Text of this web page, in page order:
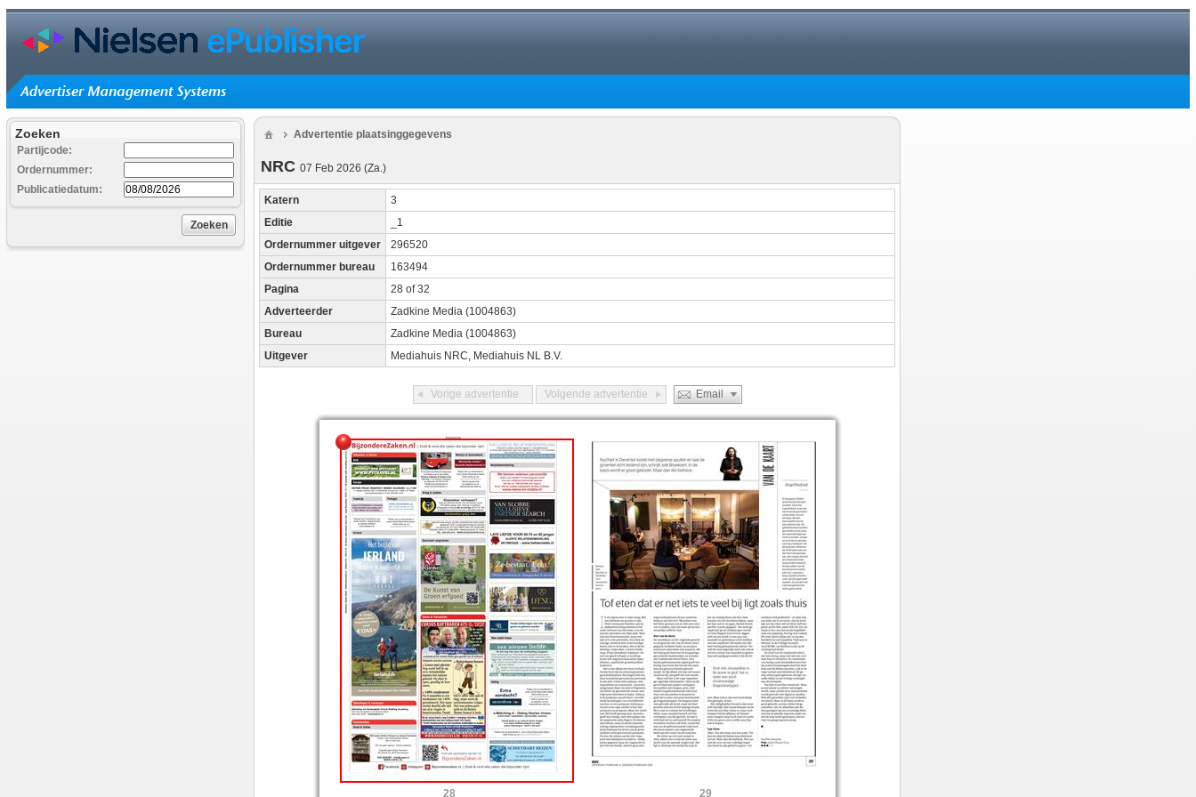
Zoeken
Partijcode:
Ordernummer:
Publicatiedatum:
Zoeken
Advertentie plaatsinggegevens
NRC 07 Feb 2026 (Za.)
Katern
3
Editie
_1
Ordernummer uitgever
296520
Ordernummer bureau
163494
Pagina
28 of 32
Adverteerder
Zadkine Media (1004863)
Bureau
Zadkine Media (1004863)
Uitgever
Mediahuis NRC, Mediahuis NL B.V.
Vorige advertentie Volgende advertentie Email
28 29